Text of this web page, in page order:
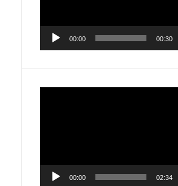
00:00 00:30
00:00 02:34